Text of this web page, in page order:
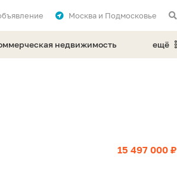
Москва и Подмосковье
недвижимость ещё
15 497 000 ₽